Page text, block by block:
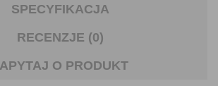
SPECYFIKACJA
RECENZJE (0)
O PRODUKT